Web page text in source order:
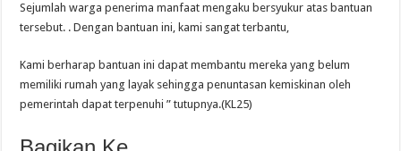
Sejumlah warga penerima manfaat mengaku bersyukur atas bantuan
tersebut. . Dengan bantuan ini, kami sangat terbantu,
Kami berharap bantuan ini dapat membantu mereka yang belum
memiliki rumah yang layak sehingga penuntasan kemiskinan oleh
pemerintah dapat terpenuhi ” tutupnya.(KL25)